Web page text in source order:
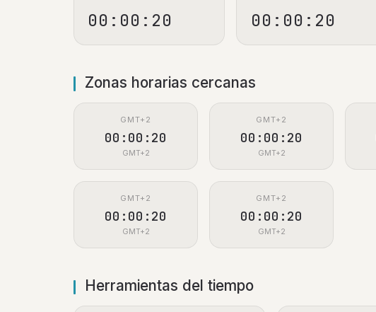
00:00:21 00:00:21
Zonas horarias cercanas
GMT+2
00:00:21
GMT+2
GMT+2
00:00:21
GMT+2
GMT+2
00:00:21
GMT+2
GMT+2
00:00:21
GMT+2
Herramientas del tiempo